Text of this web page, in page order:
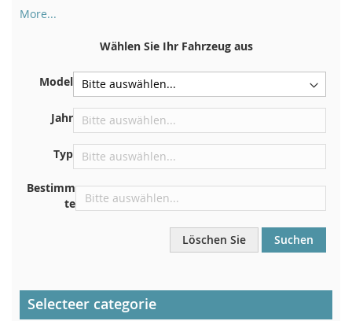
More...
Zulassungsbescheinigung. Und auch im Auto
Auf der Bodenplatte für den rechten Vordersitz
Zentrieren Sie es an der Trennwand unter der Haube
Direkt im Motorraum
Armaturenbrett
Wählen Sie Ihr Fahrzeug aus
Model
Jahr
Typ
Bestimm
te
Löschen Sie Suchen
Selecteer categorie